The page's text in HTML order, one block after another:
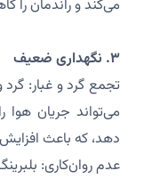
می‌کند و راندمان
۳. نگهداری ضعیف
تجمع گرد و غبار:
می‌تواند جریان هوا
دهد، که باعث
عدم روان‌کاری: